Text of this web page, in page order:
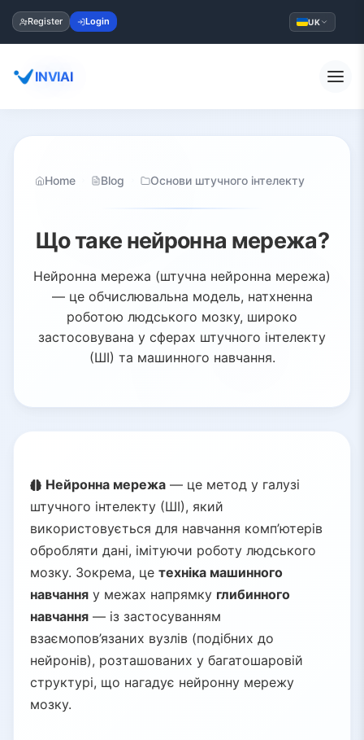
Register Login UK
INVIAI
Home Blog Основи штучного інтелекту
Що таке нейронна мережа?
Нейронна мережа (штучна нейронна мережа)
— це обчислювальна модель, натхненна
роботою людського мозку, широко
застосовувана у сферах штучного інтелекту
(ШІ) та машинного навчання.
Нейронна мережа — це метод у галузі
штучного інтелекту (ШІ), який
використовується для навчання комп’ютерів
обробляти дані, імітуючи роботу людського
мозку. Зокрема, це техніка машинного
навчання у межах напрямку глибинного
навчання — із застосуванням
взаємопов’язаних вузлів (подібних до
нейронів), розташованих у багатошаровій
структурі, що нагадує нейронну мережу
мозку.